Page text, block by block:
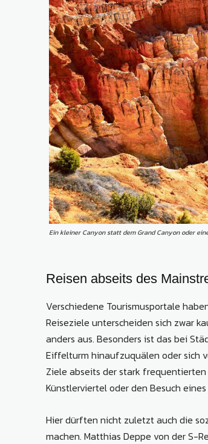
Ein kleiner Canyon statt dem Grand Canyon oder
Reisen abseits des
Verschiedene Tourismusportale
Reiseziele unterscheiden sich zwar
anders aus. Besonders ist das bei
Eiffelturm hinaufzuquälen oder sich
Ziele abseits der stark
Künstlerviertel oder den Besuch
Hier dürften nicht zuletzt auch die
machen. Matthias Deppe von der S-